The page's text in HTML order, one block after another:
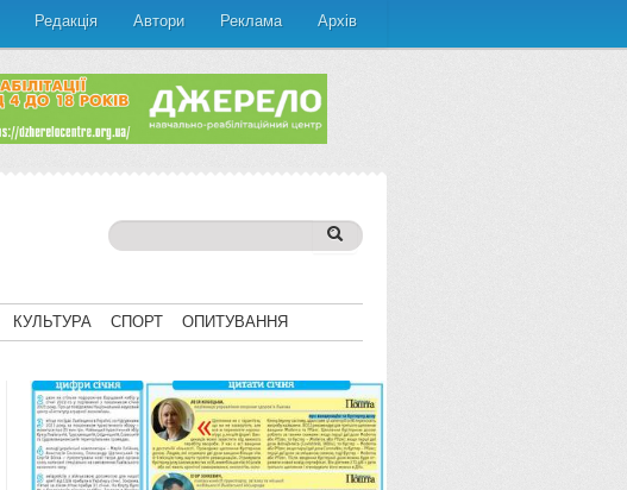
Редакція Автори Реклама Архів
КУЛЬТУРА СПОРТ ОПИТУВАННЯ